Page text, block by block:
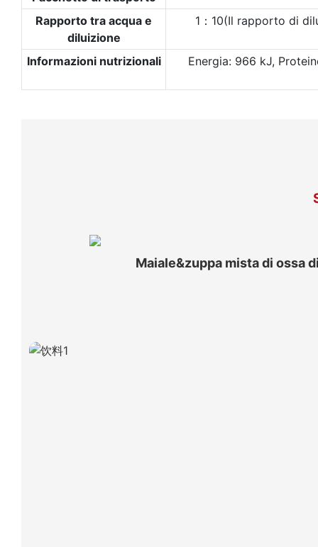
Rapporto tra acqua e
diluizione
1：10(Il rapporto di
Informazioni nutrizionali
Energia: 966 kJ,
Maiale&zuppa mista di ossa